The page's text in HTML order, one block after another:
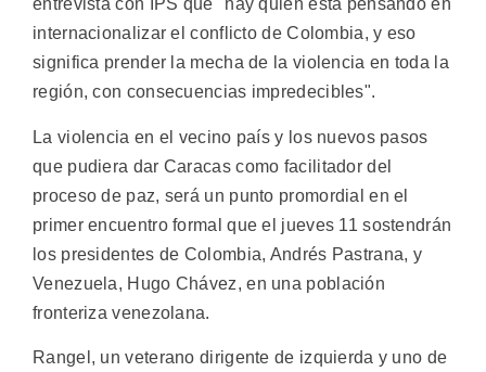
entrevista con IPS que "hay quien está pensando en
internacionalizar el conflicto de Colombia, y eso
significa prender la mecha de la violencia en toda la
región, con consecuencias impredecibles".
La violencia en el vecino país y los nuevos pasos
que pudiera dar Caracas como facilitador del
proceso de paz, será un punto promordial en el
primer encuentro formal que el jueves 11 sostendrán
los presidentes de Colombia, Andrés Pastrana, y
Venezuela, Hugo Chávez, en una población
fronteriza venezolana.
Rangel, un veterano dirigente de izquierda y uno de